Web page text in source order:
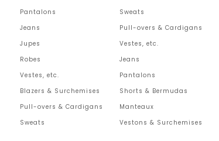
Pantalons
Jeans
Jupes
Robes
Vestes, etc.
Blazers & Surchemises
Pull-overs & Cardigans
Sweats
Sweats
Pull-overs & Cardigans
Vestes, etc.
Jeans
Pantalons
Shorts & Bermudas
Manteaux
Vestons & Surchemises